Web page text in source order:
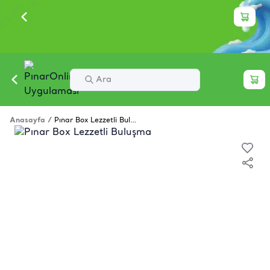
Anasayfa / Pınar Box Lezzetli Buluşma